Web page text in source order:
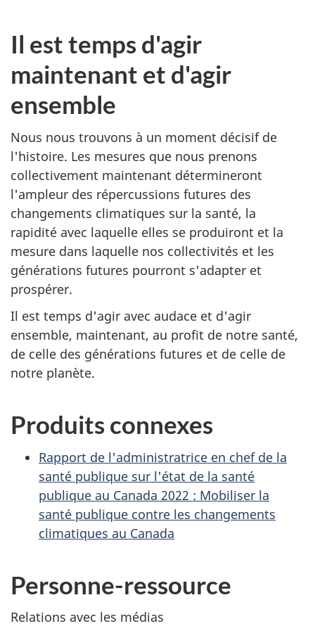
Il est temps d'agir
maintenant et d'agir
ensemble
Nous nous trouvons à un moment décisif de
l'histoire. Les mesures que nous prenons
collectivement maintenant détermineront
l'ampleur des répercussions futures des
changements climatiques sur la santé, la
rapidité avec laquelle elles se produiront et la
mesure dans laquelle nos collectivités et les
générations futures pourront s'adapter et
prospérer.
Il est temps d'agir avec audace et d'agir
ensemble, maintenant, au profit de notre santé,
de celle des générations futures et de celle de
notre planète.
Produits connexes
Rapport de l'administratrice en chef de la
santé publique sur l'état de la santé
publique au Canada 2022 : Mobiliser la
santé publique contre les changements
climatiques au Canada
Personne-ressource
Relations avec les médias